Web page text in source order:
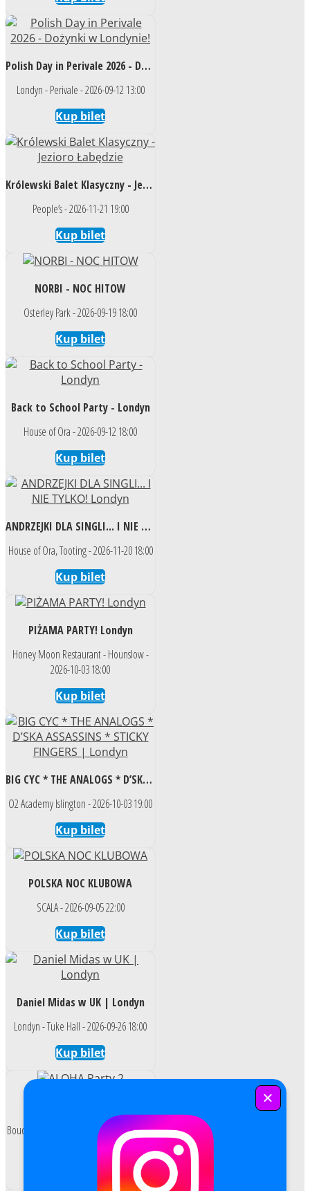
Polish Day in Perivale 2026 - Dożynki w Londynie!
Londyn - Perivale - 2026-09-12 13:00
Kup bilet
Królewski Balet Klasyczny - Jezioro Łabędzie
People’s - 2026-11-21 19:00
Kup bilet
NORBI - NOC HITOW
Osterley Park - 2026-09-19 18:00
Kup bilet
Back to School Party - Londyn
House of Ora - 2026-09-12 18:00
Kup bilet
ANDRZEJKI DLA SINGLI... I NIE TYLKO! Londyn
House of Ora, Tooting - 2026-11-20 18:00
Kup bilet
PIŻAMA PARTY! Londyn
Honey Moon Restaurant - Hounslow -
2026-10-03 18:00
Kup bilet
BIG CYC * THE ANALOGS * D’SKA ASSASSINS * STICKY FINGERS | Londyn
O2 Academy Islington - 2026-10-03 19:00
Kup bilet
POLSKA NOC KLUBOWA
SCALA - 2026-09-05 22:00
Kup bilet
Daniel Midas w UK | Londyn
Londyn - Tuke Hall - 2026-09-26 18:00
Kup bilet
Bouds Green Bowls & Tennis Club - 2026-
09-26 18:00
Kup bilet